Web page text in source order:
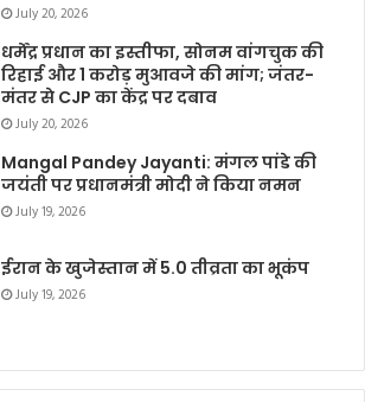
July 20, 2026
धर्मेंद्र प्रधान का इस्तीफा, सोनम वांगचुक की
रिहाई और 1 करोड़ मुआवजे की मांग; जंतर-
मंतर से CJP का केंद्र पर दबाव
July 20, 2026
Mangal Pandey Jayanti: मंगल पांडे की
जयंती पर प्रधानमंत्री मोदी ने किया नमन
July 19, 2026
ईरान के खुजेस्तान में 5.0 तीव्रता का भूकंप
July 19, 2026